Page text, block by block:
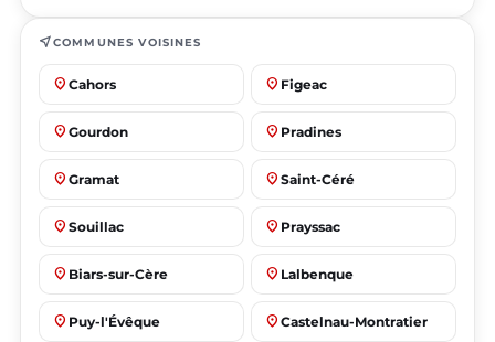
near_meCOMMUNES VOISINES
place Cahors place Figeac
place Gourdon place Pradines
place Gramat place Saint-Céré
place Souillac place Prayssac
place Biars-sur-Cère place Lalbenque
place Puy-l'Évêque place Castelnau-Montratier